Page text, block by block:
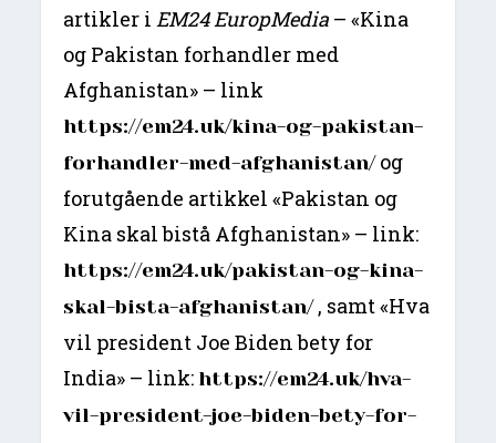
artikler iEM24 EuropMedia – «Kina
og Pakistan forhandler med
Afghanistan» – link
https://em24.uk/kina-og-pakistan-
forhandler-med-afghanistan/og
forutgående artikkel «Pakistan og
Kina skal bistå Afghanistan» – link:
https://em24.uk/pakistan-og-kina-
skal-bista-afghanistan/, samt «Hva
vil president Joe Biden bety for
India» – link: https://em24.uk/hva-
vil-president-joe-biden-bety-for-